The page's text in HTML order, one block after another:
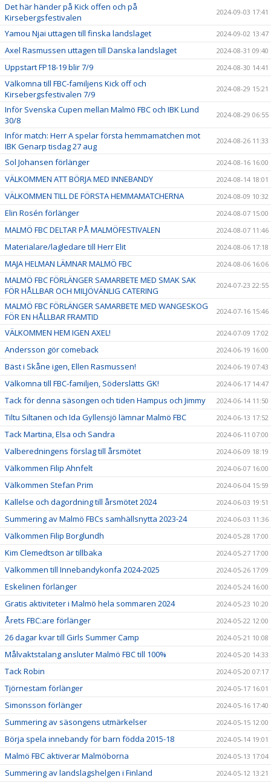
Det här händer på Kick offen och på
Kirsebergsfestivalen
2024-09-03 17:41
Yamou Njai uttagen till finska landslaget 2024-09-02 13:47
Axel Rasmussen uttagen till Danska landslaget 2024-08-31 09:40
Uppstart FP18-19 blir 7/9 2024-08-30 14:41
Välkomna till FBC-familjens Kick off och
Kirsebergsfestivalen 7/9
2024-08-29 15:21
Inför Svenska Cupen mellan Malmö FBC och IBK Lund
30/8
2024-08-29 06:55
Inför match: Herr A spelar första hemmamatchen mot
IBK Genarp tisdag 27 aug
2024-08-26 11:33
Sol Johansen förlänger 2024-08-16 16:00
VÄLKOMMEN ATT BÖRJA MED INNEBANDY 2024-08-14 18:01
VÄLKOMMEN TILL DE FÖRSTA HEMMAMATCHERNA 2024-08-09 10:32
Elin Rosén förlänger 2024-08-07 15:00
MALMÖ FBC DELTAR PÅ MALMÖFESTIVALEN 2024-08-07 11:46
Materialare/lagledare till Herr Elit 2024-08-06 17:18
MAJA HELMAN LÄMNAR MALMÖ FBC 2024-08-06 16:06
MALMÖ FBC FÖRLÄNGER SAMARBETE MED SMAK SAK
FÖR HÅLLBAR OCH MILJÖVÄNLIG CATERING
2024-07-23 22:55
MALMÖ FBC FÖRLÄNGER SAMARBETE MED WANGESKOG
FÖR EN HÅLLBAR FRAMTID
2024-07-16 15:46
VÄLKOMMEN HEM IGEN AXEL! 2024-07-09 17:02
Andersson gör comeback 2024-06-19 16:00
Bäst i Skåne igen, Ellen Rasmussen! 2024-06-19 07:43
Välkomna till FBC-familjen, Söderslätts GK! 2024-06-17 14:47
Tack för denna säsongen och tiden Hampus och Jimmy 2024-06-14 11:50
Tiltu Siltanen och Ida Gyllensjö lämnar Malmö FBC 2024-06-13 17:52
Tack Martina, Elsa och Sandra 2024-06-11 07:00
Valberedningens förslag till årsmötet 2024-06-09 18:19
Välkommen Filip Ahnfelt 2024-06-07 16:00
Välkommen Stefan Prim 2024-06-04 15:59
Kallelse och dagordning till årsmötet 2024 2024-06-03 19:51
Summering av Malmö FBCs samhällsnytta 2023-24 2024-06-03 11:36
Välkommen Filip Borglundh 2024-05-28 17:00
Kim Clemedtson är tillbaka 2024-05-27 17:00
Välkommen till Innebandykonfa 2024-2025 2024-05-26 17:09
Eskelinen förlänger 2024-05-24 16:00
Gratis aktiviteter i Malmö hela sommaren 2024 2024-05-23 10:20
Årets FBC:are förlänger 2024-05-22 12:00
26 dagar kvar till Girls Summer Camp 2024-05-21 10:08
Målvaktstalang ansluter Malmö FBC till 100% 2024-05-20 14:33
Tack Robin 2024-05-20 07:17
Tjörnestam förlänger 2024-05-17 16:01
Simonsson förlänger 2024-05-16 17:40
Summering av säsongens utmärkelser 2024-05-15 12:00
Börja spela innebandy för barn födda 2015-18 2024-05-14 19:01
Malmö FBC aktiverar Malmöborna 2024-05-13 17:04
Summering av landslagshelgen i Finland 2024-05-12 13:21